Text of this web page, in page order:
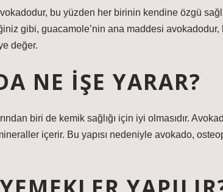
bu yüzden her birinin kendine özgü
gibi, guacamole’nin ana maddesi avokadodur,
değer.
NE IŞE YARAR?
biri de kemik sağlığı için iyi olmasıdır.
içerir. Bu yapısı nedeniyle avokado,